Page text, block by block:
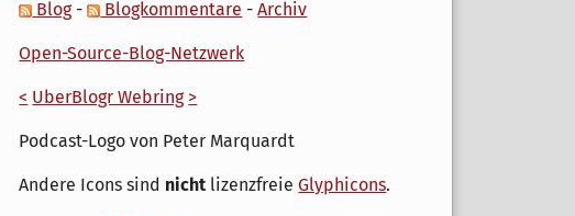
Blog- Blogkommentare -Archiv
Open-Source-Blog-Netzwerk
< UberBlogr Webring >
Podcast-Logo von Peter Marquardt
Andere Icons sind nicht lizenzfreieGlyphicons.